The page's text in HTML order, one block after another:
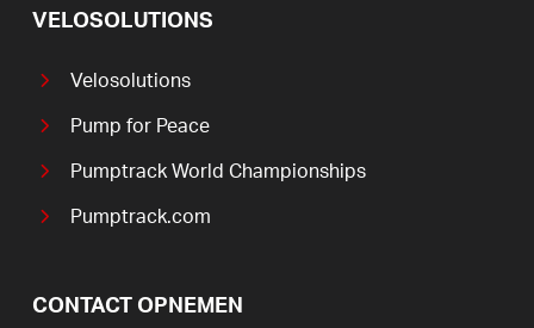
VELOSOLUTIONS
Velosolutions
Pump for Peace
Pumptrack World Championships
Pumptrack.com
CONTACT OPNEMEN